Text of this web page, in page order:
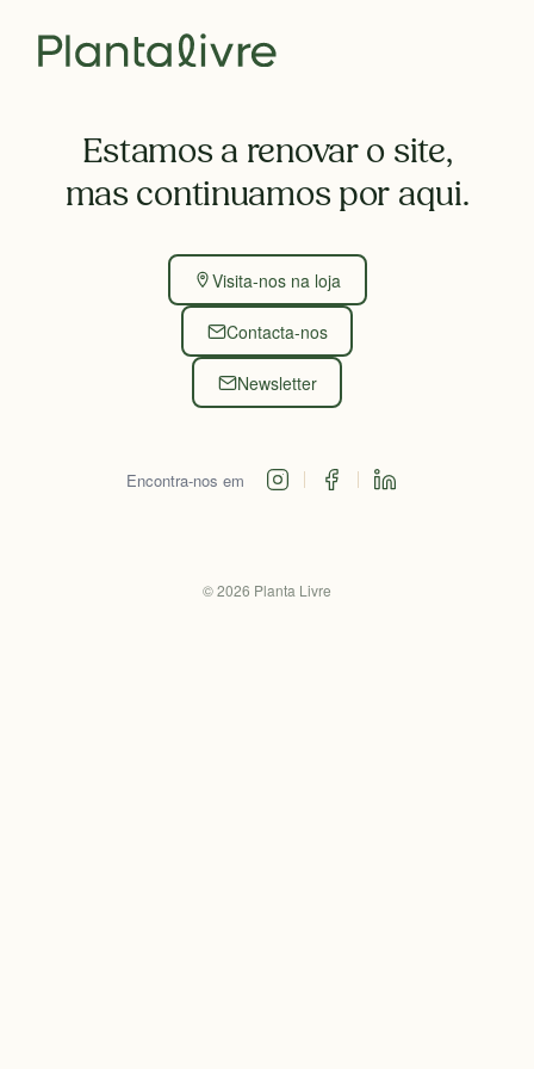
Estamos a renovar o site,
mas continuamos por aqui.
Visita-nos na loja
Contacta-nos
Newsletter
Encontra-nos em
©2026 Planta Livre